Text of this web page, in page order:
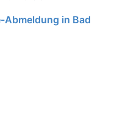
in Bad